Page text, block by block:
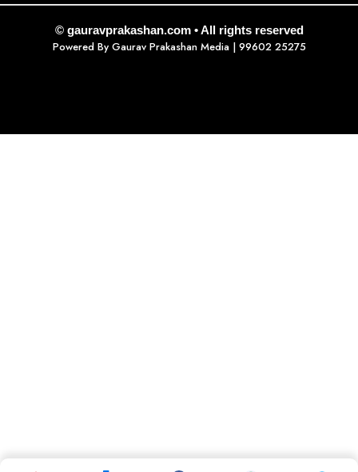
© gauravprakashan.com • All rights reserved
Powered By Gaurav Prakashan Media| 99602 25275